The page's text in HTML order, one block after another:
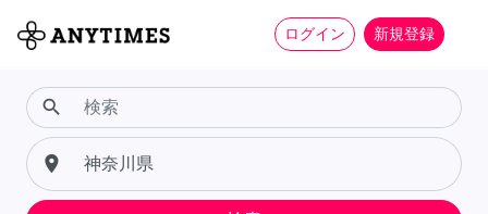
ログイン 新規登録
search
place